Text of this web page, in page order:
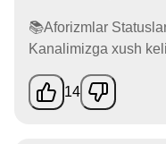
📚Aforizmlar
Kanalimizga xush
14